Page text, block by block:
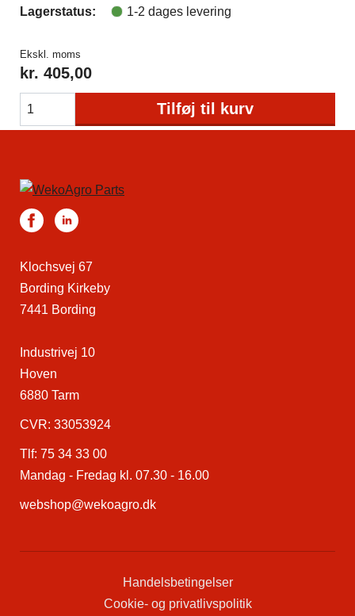
Lagerstatus:
1-2 dages levering
Ekskl. moms
kr. 405,00
Tilføj til kurv
Klochsvej 67
Bording Kirkeby
7441 Bording
Industrivej 10
Hoven
6880 Tarm
CVR: 33053924
Tlf: 75 34 33 00
Mandag - Fredag kl. 07.30 - 16.00
webshop@wekoagro.dk
Handelsbetingelser
Cookie- og privatlivspolitik